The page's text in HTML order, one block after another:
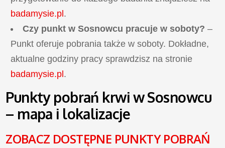
badamysie.pl .
Czy punkt w Sosnowcu pracuje w soboty? –
Punkt oferuje pobrania także w soboty. Dokładne,
aktualne godziny pracy sprawdzisz na stronie
badamysie.pl .
Punkty pobrań krwi w Sosnowcu
– mapa i lokalizacje
ZOBACZ DOSTĘPNE PUNKTY POBRAŃ